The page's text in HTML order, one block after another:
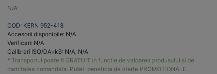
N/A
COD: KERN 952-418
Accesorii disponibile: N/A
Verificari: N/A
Calibrari ISO/DAkkS: N/A, N/A
* Transportul poate fi GRATUIT in functie de valoarea produsului si de
cantitatea comandata. Puteti beneficia de oferte PROMOTIONALE.